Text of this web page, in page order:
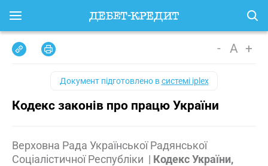
- A +
Документ підготовлено всистемі iplex
Кодекс законів про працю України
Верховна Рада Української Радянської
Соціалістичної Республіки | Кодекс України,